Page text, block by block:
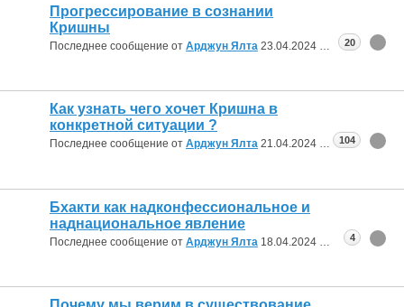
Прогрессирование в сознании
Кришны
Последнее сообщение от Арджун Ялта 23.04.2024 21:1120
Как узнать чего хочет Кришна в
конкретной ситуации ?
Последнее сообщение от Арджун Ялта 21.04.2024 11:55104
Бхакти как надконфессиональное и
наднациональное явление
Последнее сообщение от Арджун Ялта 18.04.2024 12:52 4